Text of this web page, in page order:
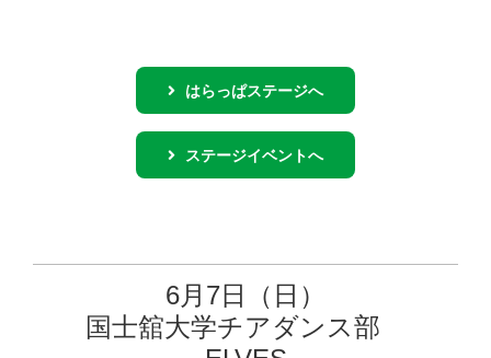
はらっぱステージへ
ステージイベントへ
6月7日（日）
国士舘大学チアダンス部